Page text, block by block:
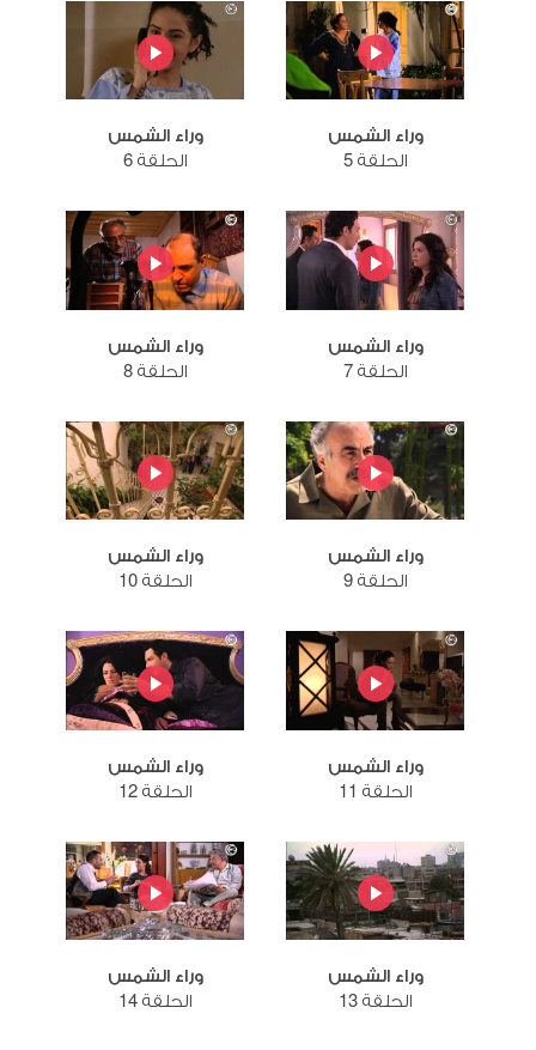
وراء الشمس
الحلقة 5
وراء الشمس
الحلقة 6
وراء الشمس
الحلقة 7
وراء الشمس
الحلقة 8
وراء الشمس
الحلقة 9
وراء الشمس
الحلقة 10
وراء الشمس
الحلقة 11
وراء الشمس
الحلقة 12
وراء الشمس
الحلقة 13
وراء الشمس
الحلقة 14